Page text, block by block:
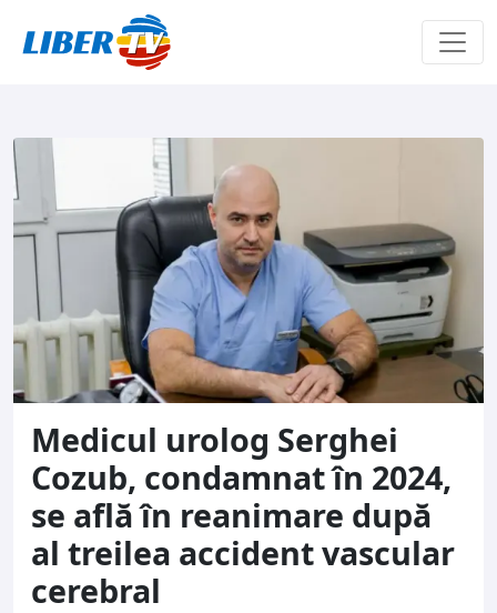
Medicul urolog Serghei
Cozub, condamnat în 2024,
se află în reanimare după
al treilea accident vascular
cerebral